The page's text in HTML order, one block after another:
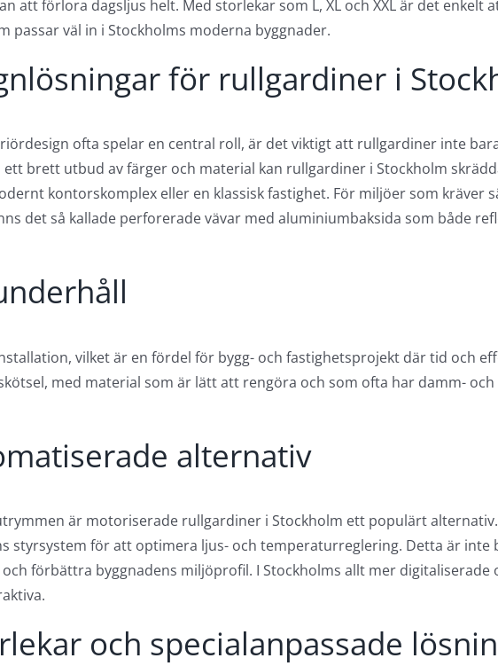
att förlora dagsljus helt. Med storlekar som L, XL och XXL är det enkelt
passar väl in i Stockholms moderna byggnader.
för rullgardiner i
ofta spelar en central roll, är det viktigt att rullgardiner inte
brett utbud av färger och material kan rullgardiner i Stockholm
kontorskomplex eller en klassisk fastighet. För miljöer som kräver
det så kallade perforerade vävar med aluminiumbaksida som både
vilket är en fördel för bygg- och fastighetsprojekt där tid och
med material som är lätt att rengöra och som ofta har damm- och
alternativ
är motoriserade rullgardiner i Stockholm ett populärt
styrsystem för att optimera ljus- och temperaturreglering. Detta är inte
förbättra byggnadens miljöprofil. I Stockholms allt mer
och specialanpassade